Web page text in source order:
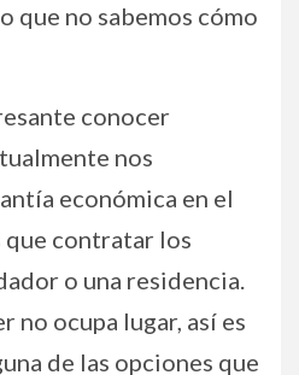
que no sabemos cómo
conocer
nos
económica en el
que contratar los
o una residencia.
no ocupa lugar, así es
de las opciones que